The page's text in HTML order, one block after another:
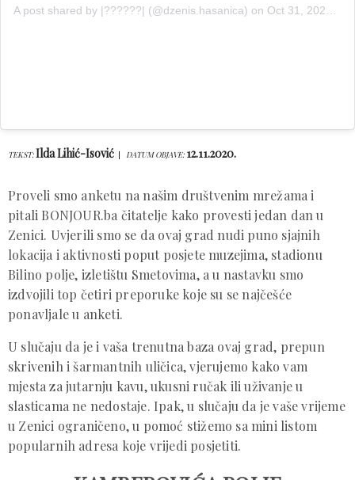
A post shared by |??????| (@dzenis.hasanica) on Oct 31, 2020 at 9:33am PDT
TEKST:Ilda Lihić-Isović DATUM OBJAVE: 12.11.2020.
Proveli smo anketu na našim društvenim mrežama i
pitali BONJOUR.ba čitatelje kako provesti jedan dan u
Zenici. Uvjerili smo se da ovaj grad nudi puno sjajnih
lokacija i aktivnosti poput posjete muzejima, stadionu
Bilino polje, izletištu Smetovima, a u nastavku smo
izdvojili top četiri preporuke koje su se najčešće
ponavljale u anketi.
U slučaju da je i vaša trenutna baza ovaj grad, prepun
skrivenih i šarmantnih uličica, vjerujemo kako vam
mjesta za jutarnju kavu, ukusni ručak ili uživanje u
slasticama ne nedostaje. Ipak, u slučaju da je vaše vrijeme
u Zenici ograničeno, u pomoć stižemo sa mini listom
popularnih adresa koje vrijedi posjetiti.